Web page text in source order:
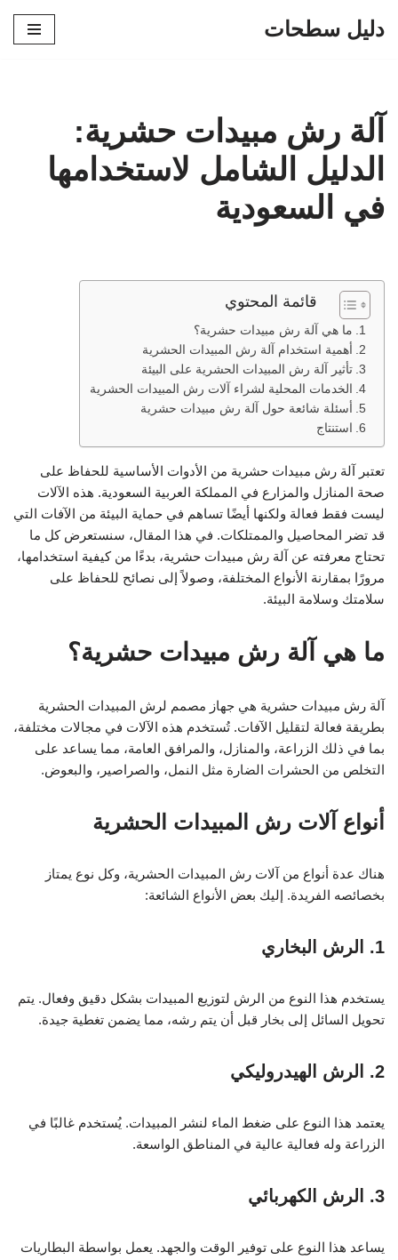
دليل سطحات
آلة رش مبيدات حشرية:
الدليل الشامل لاستخدامها
في السعودية
قائمة المحتوي
ما هي آلة رش مبيدات حشرية؟
أهمية استخدام آلة رش المبيدات الحشرية
تأثير آلة رش المبيدات الحشرية على البيئة
الخدمات المحلية لشراء آلات رش المبيدات الحشرية
أسئلة شائعة حول آلة رش مبيدات حشرية
استنتاج
تعتبر آلة رش مبيدات حشرية من الأدوات الأساسية للحفاظ على
صحة المنازل والمزارع في المملكة العربية السعودية. هذه الآلات
ليست فقط فعالة ولكنها أيضًا تساهم في حماية البيئة من الآفات التي
قد تضر المحاصيل والممتلكات. في هذا المقال، سنستعرض كل ما
تحتاج معرفته عن آلة رش مبيدات حشرية، بدءًا من كيفية استخدامها،
مرورًا بمقارنة الأنواع المختلفة، وصولاً إلى نصائح للحفاظ على
سلامتك وسلامة البيئة.
ما هي آلة رش مبيدات حشرية؟
آلة رش مبيدات حشرية هي جهاز مصمم لرش المبيدات الحشرية
بطريقة فعالة لتقليل الآفات. تُستخدم هذه الآلات في مجالات مختلفة،
بما في ذلك الزراعة، والمنازل، والمرافق العامة، مما يساعد على
التخلص من الحشرات الضارة مثل النمل، والصراصير، والبعوض.
أنواع آلات رش المبيدات الحشرية
هناك عدة أنواع من آلات رش المبيدات الحشرية، وكل نوع يمتاز
بخصائصه الفريدة. إليك بعض الأنواع الشائعة:
1. الرش البخاري
يستخدم هذا النوع من الرش لتوزيع المبيدات بشكل دقيق وفعال. يتم
تحويل السائل إلى بخار قبل أن يتم رشه، مما يضمن تغطية جيدة.
2. الرش الهيدروليكي
يعتمد هذا النوع على ضغط الماء لنشر المبيدات. يُستخدم غالبًا في
الزراعة وله فعالية عالية في المناطق الواسعة.
3. الرش الكهربائي
يساعد هذا النوع على توفير الوقت والجهد. يعمل بواسطة البطاريات